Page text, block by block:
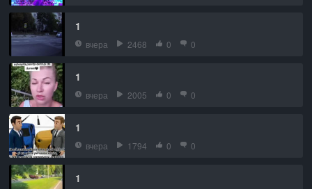
1
вчера 2468 0 0
1
вчера 2005 0 0
1
вчера 1794 0 0
1